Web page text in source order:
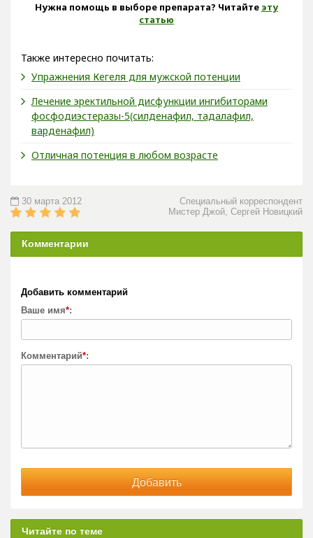
Нужна помощь в выборе препарата? Читайте эту
статью
Также интересно почитать:
Упражнения Кегеля для мужской потенции
Лечение эректильной дисфункции ингибиторами
фосфодиэстеразы-5(силденафил, тадалафил,
варденафил)
Отличная потенция в любом возрасте
Специальный корреспондент
Мистер Джой, Сергей Новицкий
30 марта 2012
Комментарии
Добавить комментарий
Ваше имя*:
Комментарий*:
Читайте по теме